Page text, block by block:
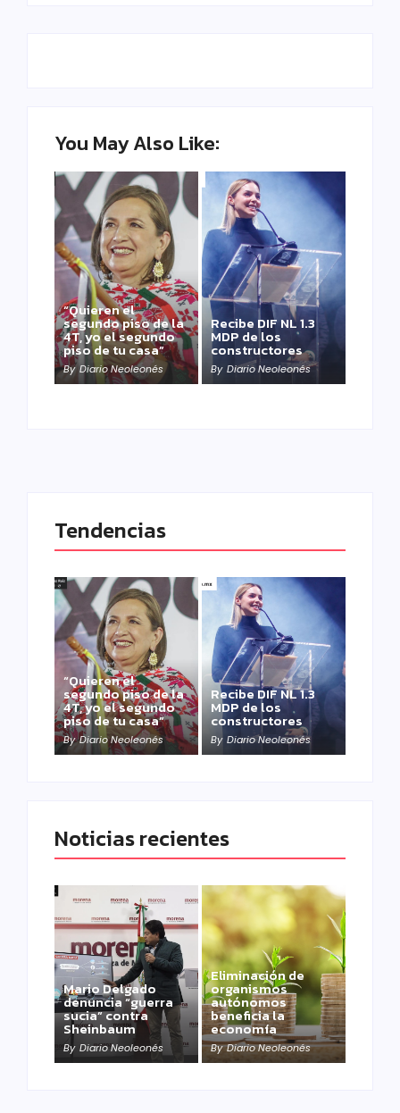
You May Also Like:
“Quieren el
segundo piso de la
4T, yo el segundo
piso de tu casa”
By Diario Neoleonés
Recibe DIF NL 1.3
MDP de los
constructores
By Diario Neoleonés
Tendencias
“Quieren el
segundo piso de la
4T, yo el segundo
piso de tu casa”
By Diario Neoleonés
Recibe DIF NL 1.3
MDP de los
constructores
By Diario Neoleonés
Noticias recientes
Mario Delgado
denuncia “guerra
sucia” contra
Sheinbaum
By Diario Neoleonés
Eliminación de
organismos
autónomos
beneficia la
economía
By Diario Neoleonés